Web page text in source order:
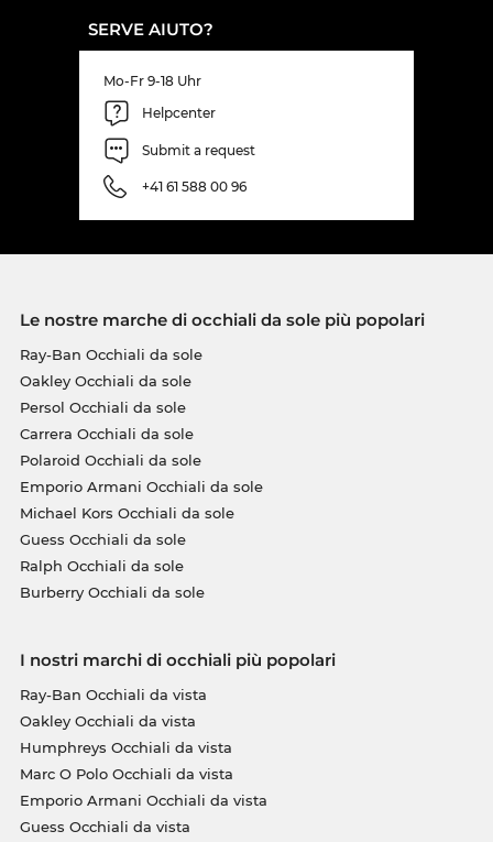
SERVE AIUTO?
Mo-Fr 9-18 Uhr
Helpcenter
Submit a request
+41 61 588 00 96
Le nostre marche di occhiali da sole più popolari
Ray-Ban Occhiali da sole
Oakley Occhiali da sole
Persol Occhiali da sole
Carrera Occhiali da sole
Polaroid Occhiali da sole
Emporio Armani Occhiali da sole
Michael Kors Occhiali da sole
Guess Occhiali da sole
Ralph Occhiali da sole
Burberry Occhiali da sole
I nostri marchi di occhiali più popolari
Ray-Ban Occhiali da vista
Oakley Occhiali da vista
Humphreys Occhiali da vista
Marc O Polo Occhiali da vista
Emporio Armani Occhiali da vista
Guess Occhiali da vista